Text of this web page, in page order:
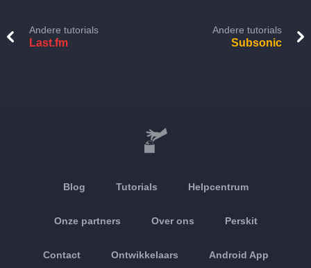
Andere tutorials
Last.fm
Andere tutorials
Subsonic
Blog Tutorials Helpcentrum
Onze partners Over ons Perskit
Contact Ontwikkelaars Android App